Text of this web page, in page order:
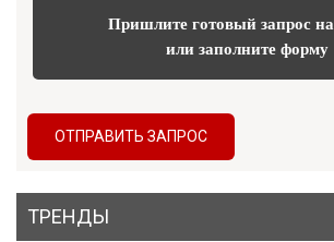
Пришлите готовый запрос на
или заполните форму
ОТПРАВИТЬ ЗАПРОС
ТРЕНДЫ